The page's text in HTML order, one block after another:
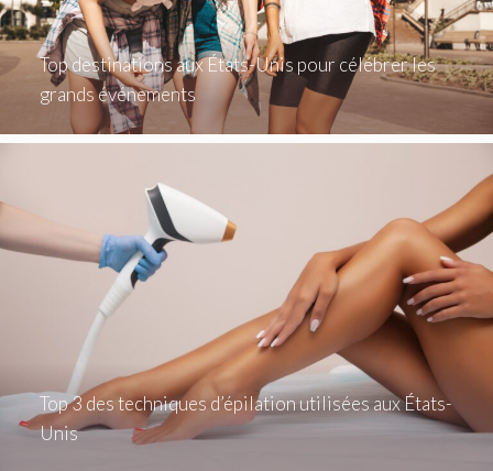
Top destinations aux États-Unis pour célébrer les
grands événements
Top 3 des techniques d’épilation utilisées aux États-
Unis